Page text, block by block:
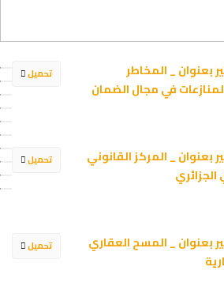
تحميل
_ المخاطر
في مجال الضمان
تحميل
_ المركز القانوني
تحميل
_ المسح العقاري